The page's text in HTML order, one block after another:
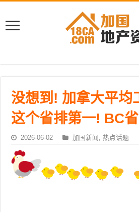
没想到! 加拿大平均
这个省排第一! BC
2026-06-02 加国新闻 , 热点话题